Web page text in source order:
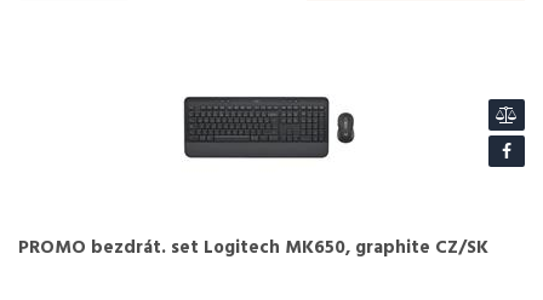
PROMO bezdrát. set Logitech MK650, graphite CZ/SK